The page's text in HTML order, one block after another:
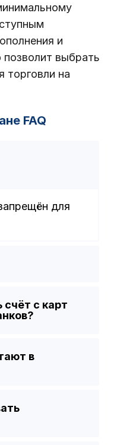
и
выбрать
торговли на
FAQ
для
с карт
в